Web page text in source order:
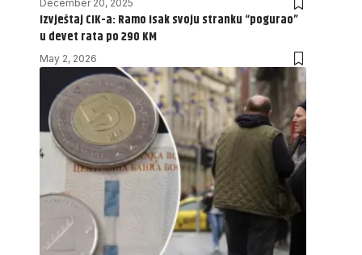
December 20, 2025
Izvještaj CIK-a: Ramo Isak svoju stranku “pogurao”
u devet rata po 290 KM
May 2, 2026